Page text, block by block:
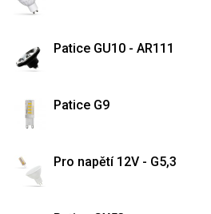
Patice GU10 - AR111
Patice G9
Pro napětí 12V - G5,3